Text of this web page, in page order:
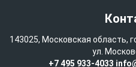
143025, Московская область,
ул.
+7 495 933-4033